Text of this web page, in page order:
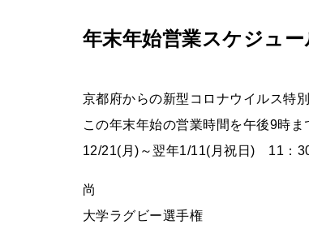
年末年始営業スケジュ
京都府からの新型コロナウイルス特
この年末年始の営業時間を午後9時ま
12/21(月)～翌年1/11(月祝日) 11：
尚
大学ラグビー選手権